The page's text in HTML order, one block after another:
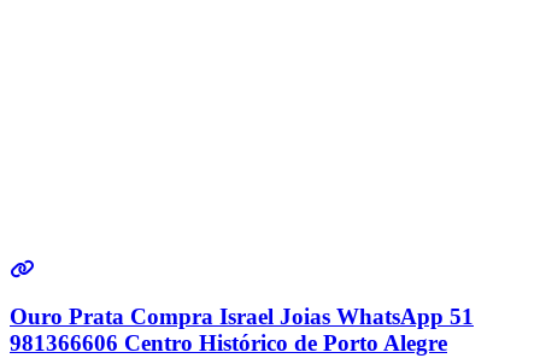
Ouro Prata Compra Israel Joias WhatsApp 51
981366606 Centro Histórico de Porto Alegre